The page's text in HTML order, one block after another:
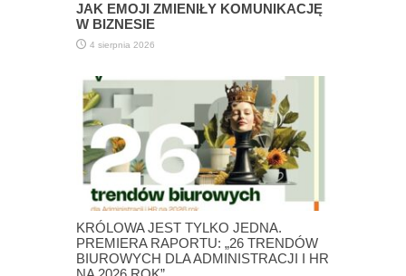
JAK EMOJI ZMIENIŁY KOMUNIKACJĘ
W BIZNESIE
4 sierpnia 2026
KRÓLOWA JEST TYLKO JEDNA.
PREMIERA RAPORTU: „26 TRENDÓW
BIUROWYCH DLA ADMINISTRACJI I HR